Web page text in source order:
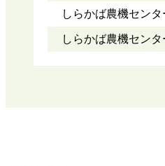
しらかば農機センタ
しらかば農機セン